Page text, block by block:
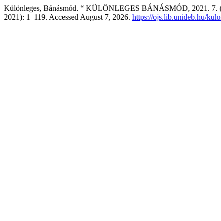
Különleges, Bánásmód. “ KÜLÖNLEGES BÁNÁSMÓD, 2021. 7.
2021): 1–119. Accessed August 7, 2026. https://ojs.lib.unideb.hu/